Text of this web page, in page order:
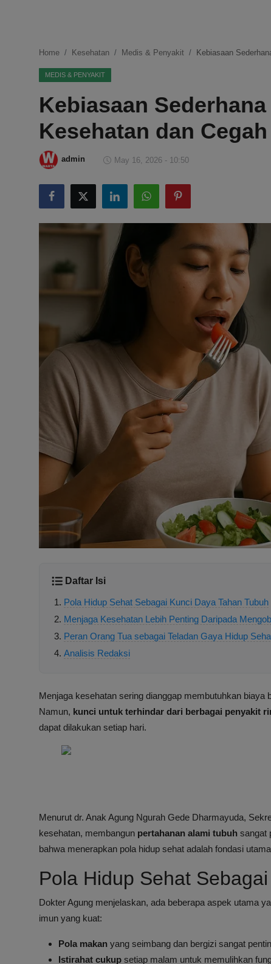
Ekonomi
Internasional
Teknologi
Hiburan
Kesehatan
Home Kesehatan Medis & Penyakit Kebiasaan
MEDIS & PENYAKIT
Kebiasaan
Kesehatan dan
admin May 16, 2026 - 10:50
Daftar Isi
Pola Hidup Sehat Sebagai Kunci Daya Tahan Tubuh
Menjaga Kesehatan Lebih Penting Daripada
Peran Orang Tua sebagai Teladan Gaya Hidup
Analisis Redaksi
Menjaga kesehatan sering dianggap membutuhkan
Namun, kunci untuk terhindar dari berbagai penyakit
dapat dilakukan setiap hari.
Menurut dr. Anak Agung Ngurah Gede Dharmayuda,
kesehatan, membangun pertahanan alami tubuh sangat
bahwa menerapkan pola hidup sehat adalah fondasi
Pola Hidup Sehat
Dokter Agung menjelaskan, ada beberapa aspek utama
imun yang kuat:
Pola makan yang seimbang dan bergizi sangat
Istirahat cukup setiap malam untuk memulihkan